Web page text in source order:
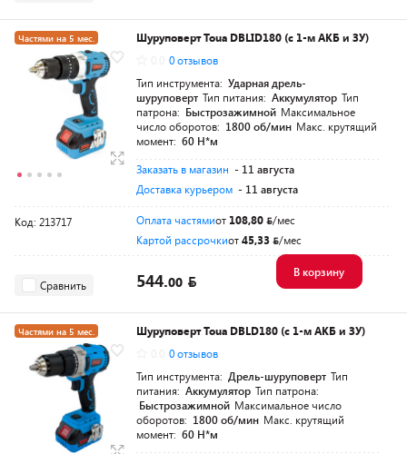
Частями на 5 мес.
Разумная цена
Шуруповерт Toua DBLID180 (с 1-м АКБ и ЗУ)
0 отзывов
Тип инструмента: Ударная дрель-
шуруповерт Тип питания: Аккумулятор Тип
патрона: Быстрозажимной Максимальное
число оборотов: 1800 об/мин Макс. крутящий
момент: 60 Н*м
Заказать в магазин - 11 августа
Доставка курьером - 11 августа
Код: 213717 Оплата частямиот 108,80
/мес
Картой рассрочкиот45,33 /мес
Сравнить 544.00
В корзину
Частями на 5 мес.
Разумная цена
Шуруповерт Toua DBLD180 (с 1-м АКБ и ЗУ)
0 отзывов
Тип инструмента: Дрель-шуруповерт Тип
питания: Аккумулятор Тип патрона:
Быстрозажимной Максимальное число
оборотов: 1800 об/мин Макс. крутящий
момент: 60 Н*м